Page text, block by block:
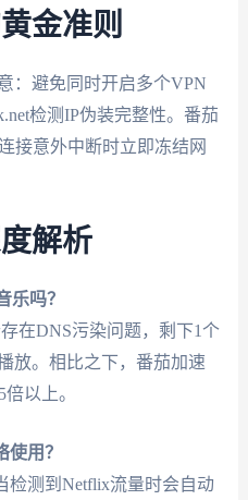
金准则
：避免同时开启多个VPN
检测IP伪装完整性。番茄
接意外中断时立即冻结网
解析
乐吗？
在DNS污染问题，剩下1个
放。相比之下，番茄加速
以上。
用？
检测到Netflix流量时会自动